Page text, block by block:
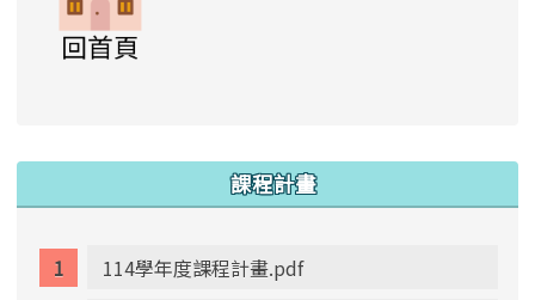
課程計畫
114學年度課程計畫.pdf